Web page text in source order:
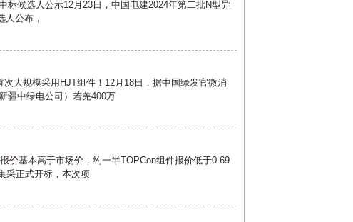
标候选人公示12月23日，中国电建2024年第二批N型异
人公布，
大规模采用HJT组件！12月18日，据中国绿发官微消
疆中绿电公司）若羌400万
价基本高于市场价，约一半TOPCon组件报价低于0.69
采正式开标，本次项